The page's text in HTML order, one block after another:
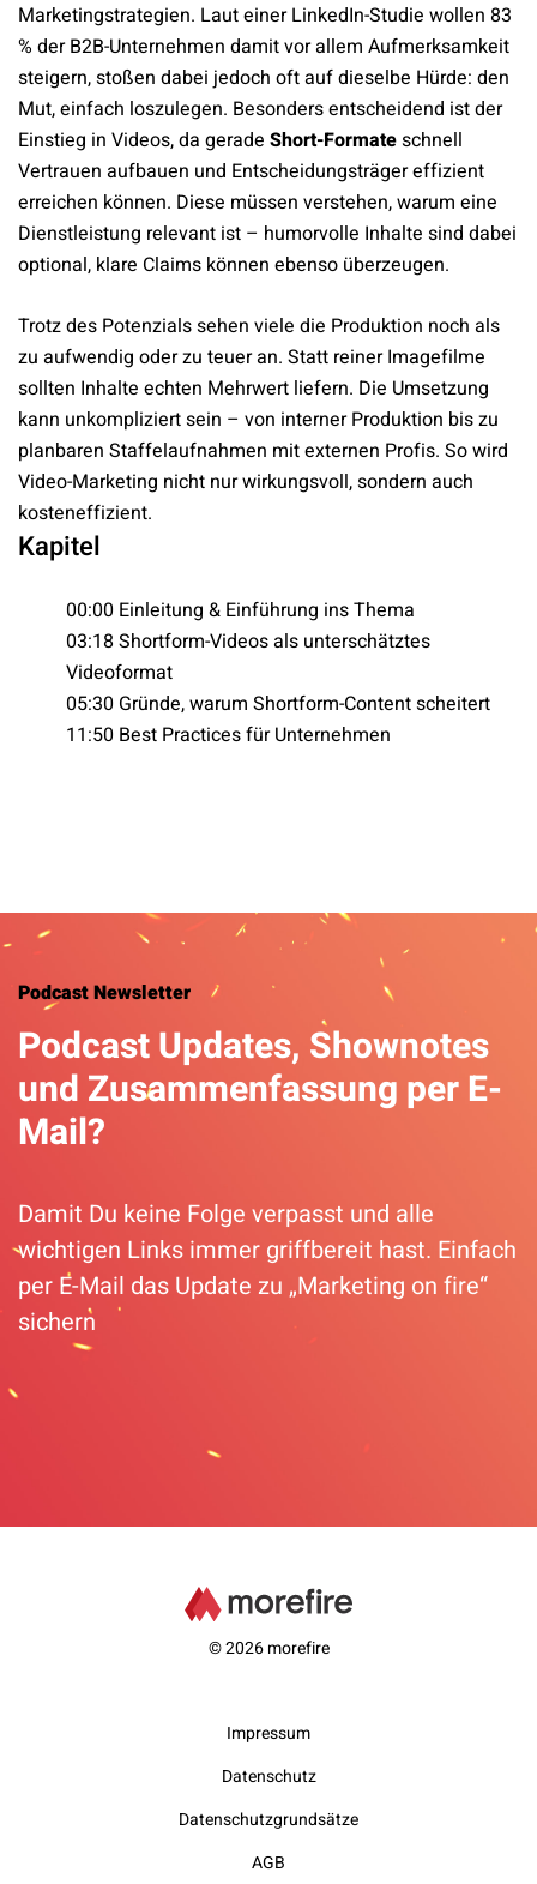
Marketingstrategien. Laut einer LinkedIn-Studie wollen 83
% der B2B-Unternehmen damit vor allem Aufmerksamkeit
steigern, stoßen dabei jedoch oft auf dieselbe Hürde: den
Mut, einfach loszulegen. Besonders entscheidend ist der
Einstieg in Videos, da gerade Short-Formateschnell
Vertrauen aufbauen und Entscheidungsträger effizient
erreichen können. Diese müssen verstehen, warum eine
Dienstleistung relevant ist – humorvolle Inhalte sind dabei
optional, klare Claims können ebenso überzeugen.
Trotz des Potenzials sehen viele die Produktion noch als
zu aufwendig oder zu teuer an. Statt reiner Imagefilme
sollten Inhalte echten Mehrwert liefern. Die Umsetzung
kann unkompliziert sein – von interner Produktion bis zu
planbaren Staffelaufnahmen mit externen Profis. So wird
Video-Marketing nicht nur wirkungsvoll, sondern auch
kosteneffizient.
Kapitel
00:00 Einleitung & Einführung ins Thema
03:18 Shortform-Videos als unterschätztes
Videoformat
05:30 Gründe, warum Shortform-Content scheitert
11:50 Best Practices für Unternehmen
Podcast Newsletter
Podcast Updates, Shownotes
und Zusammenfassung per E-
Mail?
Damit Du keine Folge verpasst und alle
wichtigen Links immer griffbereit hast. Einfach
per E-Mail das Update zu „Marketing on fire“
sichern
© 2026 morefire
Impressum
Datenschutz
Datenschutzgrundsätze
AGB